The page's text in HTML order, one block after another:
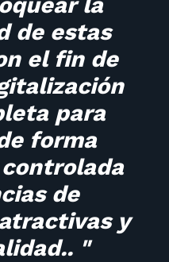
de estas
el fin de
para
forma
de
y
"